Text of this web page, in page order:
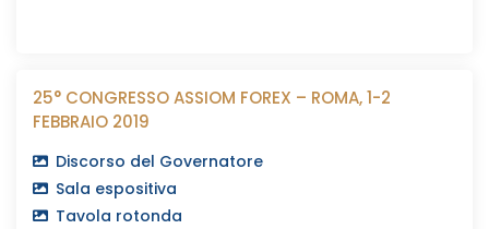
25° CONGRESSO ASSIOM FOREX – ROMA, 1-2
FEBBRAIO 2019
Discorso del Governatore
Sala espositiva
Tavola rotonda